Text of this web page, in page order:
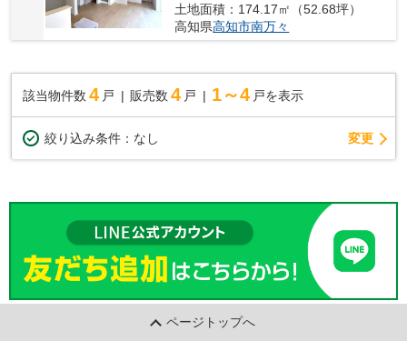
土地面積：174.17㎡（52.68坪）
高知県高知市南万々
該当物件数 4 戸 販売数 4 戸 1～4 戸を表示
絞り込み条件： なし 変更
ページトップへ